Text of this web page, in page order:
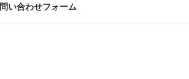
問い合わせフォーム